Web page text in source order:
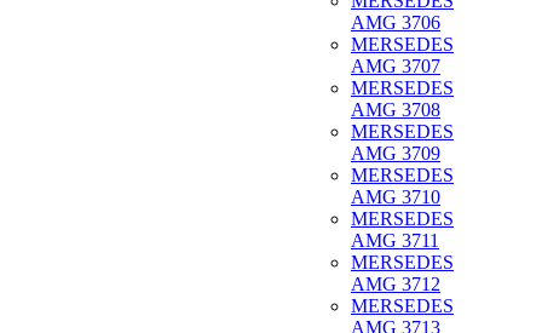
AMG 3706
MERSEDES
AMG 3707
MERSEDES
AMG 3708
MERSEDES
AMG 3709
MERSEDES
AMG 3710
MERSEDES
AMG 3711
MERSEDES
AMG 3712
MERSEDES
AMG 3713